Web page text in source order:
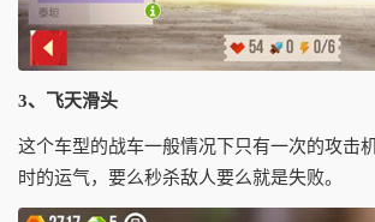
3、飞天滑头
这个车型的战车一般情况下只有一次的攻击
时的运气，要么秒杀敌人要么就是失败。